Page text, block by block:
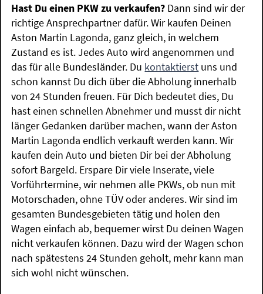
Hast Du einen PKW zu verkaufen? Dann sind wir der
richtige Ansprechpartner dafür. Wir kaufen Deinen
Aston Martin Lagonda, ganz gleich, in welchem
Zustand es ist. Jedes Auto wird angenommen und
das für alle Bundesländer. Du kontaktierst uns und
schon kannst Du dich über die Abholung innerhalb
von 24 Stunden freuen. Für Dich bedeutet dies, Du
hast einen schnellen Abnehmer und musst dir nicht
länger Gedanken darüber machen, wann der Aston
Martin Lagonda endlich verkauft werden kann. Wir
kaufen dein Auto und bieten Dir bei der Abholung
sofort Bargeld. Erspare Dir viele Inserate, viele
Vorführtermine, wir nehmen alle PKWs, ob nun mit
Motorschaden, ohne TÜV oder anderes. Wir sind im
gesamten Bundesgebieten tätig und holen den
Wagen einfach ab, bequemer wirst Du deinen Wagen
nicht verkaufen können. Dazu wird der Wagen schon
nach spätestens 24 Stunden geholt, mehr kann man
sich wohl nicht wünschen.